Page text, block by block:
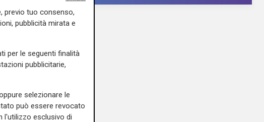
previo tuo consenso,
pubblicità mirata e
per le seguenti finalità
pubblicitarie,
selezionare le
può essere revocato
l'utilizzo esclusivo di